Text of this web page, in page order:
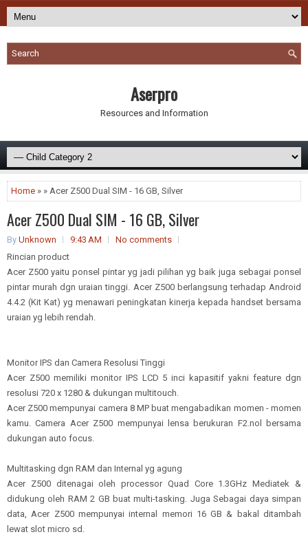
Aserpro
Resources and Information
Home » » Acer Z500 Dual SIM - 16 GB, Silver
Acer Z500 Dual SIM - 16 GB, Silver
By Unknown 9:43 AM
No comments
Rincian product
Acer Z500 yaitu ponsel pintar yg jadi pilihan yg baik juga sebagai ponsel
pintar murah dgn uraian tinggi. Acer Z500 berlangsung terhadap Android
4.4.2 (Kit Kat) yg menawari peningkatan kinerja kepada handset bersama
uraian yg lebih rendah.
Monitor IPS dan Camera Resolusi Tinggi
Acer Z500 memiliki monitor IPS LCD 5 inci kapasitif yakni feature dgn
resolusi 720 x 1280 & dukungan multitouch.
Acer Z500 mempunyai camera 8 MP buat mengabadikan momen - momen
kamu. Camera Acer Z500 mempunyai lensa berukuran F2.nol bersama
dukungan auto focus.
Multitasking dgn RAM dan Internal yg agung
Acer Z500 ditenagai oleh processor Quad Core 1.3GHz Mediatek &
didukung oleh RAM 2 GB buat multi-tasking. Juga Sebagai daya simpan
data, Acer Z500 mempunyai internal memori 16 GB & bakal ditambah
lewat slot micro sd.